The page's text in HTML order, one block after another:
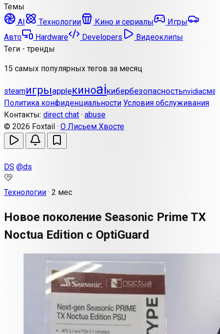
Темы
AI
Технологии Кино и сериалы
Игры
Авто
Hardware Developers
Видеоклипы
Теги - тренды
15 самых популярных тегов за месяц
steamигрыappleкиноaiкибербезопасностьnvidia
Политика конфиденциальности Условия обслуживания
Контакты: direct chat · abuse
© 2026 Foxtail · О Лисьем Хвосте
DS @ds
Технологии · 2 мес
Новое поколение Seasonic Prime TX
Noctua Edition с OptiGuard